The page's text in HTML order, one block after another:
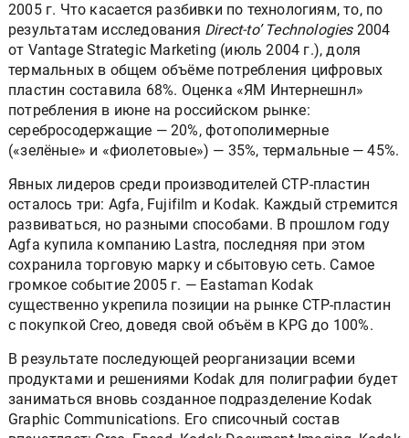
2005 г. Что касается разбивки по технологиям, то, по
результатам исследования Direct-to’ Technologies2004
от Vantage Strategic Marketing (июль 2004 г.), доля
термальных в общем объёме потребления цифровых
пластин составила 68%. Оценка «ЯМ Интернешнл»
потребления в июне на российском рынке:
серебросодержащие — 20%, фотополимерные
(«зелёные» и «фиолетовые») — 35%, термальные — 45%.
Явных лидеров среди производителей CTP-пластин
осталось три: Agfa, Fujifilm и Kodak. Каждый стремится
развиваться, но разными способами. В прошлом году
Agfa купила компанию Lastra, последняя при этом
сохранила торговую марку и сбытовую сеть. Самое
громкое событие 2005 г. — Eastaman Kodak
существенно укрепила позиции на рынке CTP-пластин
с покупкой Creo, доведя свой объём в KPG до 100%.
В результате последующей реорганизации всеми
продуктами и решениями Kodak для полиграфии будет
заниматься вновь созданное подразделение Kodak
Graphic Communications. Его списочный состав